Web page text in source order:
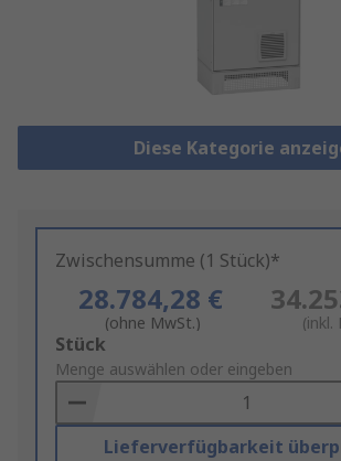
Diese Kategorie
Zwischensumme (1 Stück)*
28.784,28 €
(ohne MwSt.) (inkl.
Add
to
Basket
Stück
Menge auswählen oder eingeben
Lieferverfügbarkeit